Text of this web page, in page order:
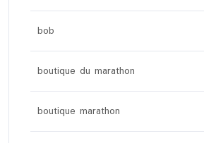
bob
boutique du marathon
boutique marathon